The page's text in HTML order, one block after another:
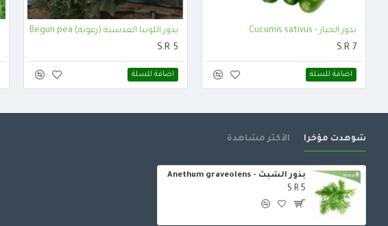
بذور الخيار - Cucumis sativus
S.R 7
اضافة للسلة
بذور اللوبيا العدسية (رعوية) Begun pea
S.R 5
اضافة للسلة
شوهدت مؤخرا الأكثر مشاهدة
بذور الشبث - Anethum graveolens
S.R 5